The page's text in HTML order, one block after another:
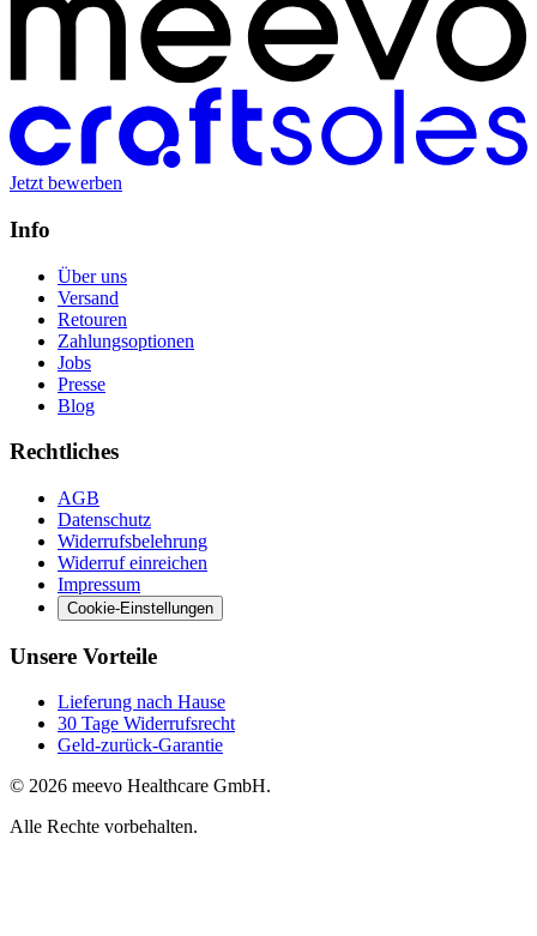
Jetzt bewerben
Info
Über uns
Versand
Retouren
Zahlungsoptionen
Jobs
Presse
Blog
Rechtliches
AGB
Datenschutz
Widerrufsbelehrung
Widerruf einreichen
Impressum
Cookie-Einstellungen
Unsere Vorteile
Lieferung nach Hause
30 Tage Widerrufsrecht
Geld-zurück-Garantie
© 2026 meevo Healthcare GmbH.
Alle Rechte vorbehalten.